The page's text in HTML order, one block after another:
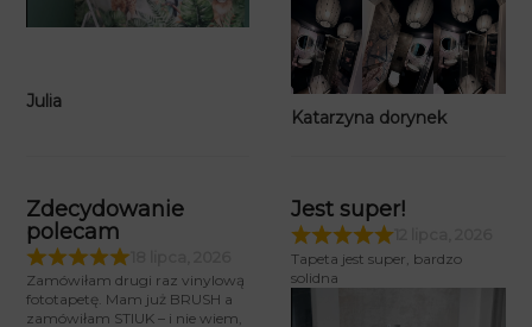
Julia
Katarzyna dorynek
Zdecydowanie
polecam
Zamówiłam drugi raz vinylową
fototapetę. Mam już BRUSH a
zamówiłam STIUK – i nie wiem,
Jest super!
Tapeta jest super, bardzo
solidna